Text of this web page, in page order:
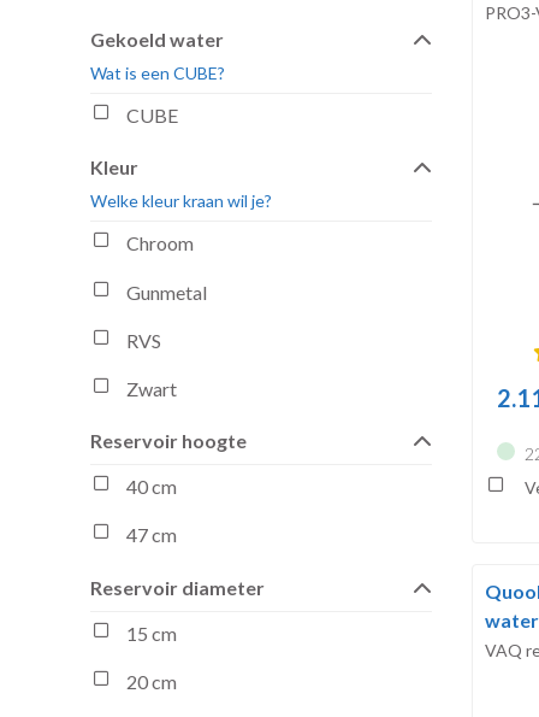
water
VAQ
Gekoeld water
Wat is een CUBE?
CUBE
Kleur
Welke kleur kraan wil je?
Chroom
Gunmetal
RVS
Zwart
Reservoir hoogte
40 cm
47 cm
Reservoir diameter
15 cm
20 cm